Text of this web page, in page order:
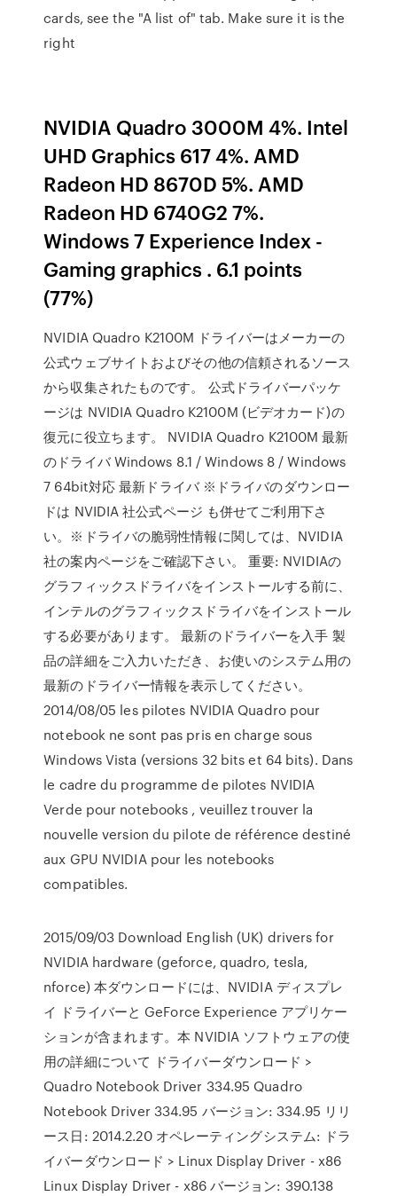
cards, see the "A list of" tab. Make sure it is the
right
NVIDIA Quadro 3000M 4%. Intel
UHD Graphics 617 4%. AMD
Radeon HD 8670D 5%. AMD
Radeon HD 6740G2 7%.
Windows 7 Experience Index -
Gaming graphics . 6.1 points
(77%)
NVIDIA Quadro K2100M ドライバーはメーカーの
公式ウェブサイトおよびその他の信頼されるソース
から収集されたものです。 公式ドライバーパッケ
ージは NVIDIA Quadro K2100M (ビデオカード)の
復元に役立ちます。 NVIDIA Quadro K2100M 最新
のドライバ Windows 8.1 / Windows 8 / Windows
7 64bit対応 最新ドライバ ※ドライバのダウンロー
ドは NVIDIA 社公式ページ も併せてご利用下さ
い。※ドライバの脆弱性情報に関しては、NVIDIA
社の案内ページをご確認下さい。 重要: NVIDIAの
グラフィックスドライバをインストールする前に、
インテルのグラフィックスドライバをインストール
する必要があります。 最新のドライバーを入手 製
品の詳細をご入力いただき、お使いのシステム用の
最新のドライバー情報を表示してください。
2014/08/05 les pilotes NVIDIA Quadro pour
notebook ne sont pas pris en charge sous
Windows Vista (versions 32 bits et 64 bits). Dans
le cadre du programme de pilotes NVIDIA
Verde pour notebooks , veuillez trouver la
nouvelle version du pilote de référence destiné
aux GPU NVIDIA pour les notebooks
compatibles.
2015/09/03 Download English (UK) drivers for
NVIDIA hardware (geforce, quadro, tesla,
nforce) 本ダウンロードには、NVIDIA ディスプレ
イ ドライバーと GeForce Experience アプリケー
ションが含まれます。本 NVIDIA ソフトウェアの使
用の詳細について ドライバーダウンロード >
Quadro Notebook Driver 334.95 Quadro
Notebook Driver 334.95 バージョン: 334.95 リリ
ース日: 2014.2.20 オペレーティングシステム: ドラ
イバーダウンロード > Linux Display Driver - x86
Linux Display Driver - x86 バージョン: 390.138